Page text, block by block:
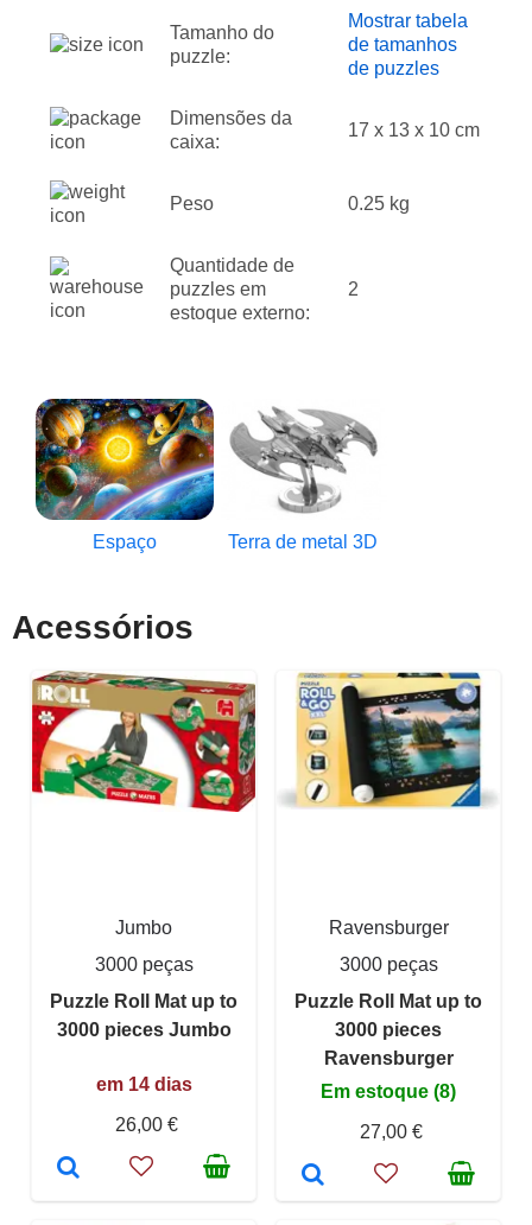
Tamanho do
puzzle:
Mostrar tabela
de tamanhos
de puzzles
Dimensões da
caixa:
17 x 13 x 10 cm
Peso 0.25 kg
Quantidade de
puzzles em
estoque externo:
2
Espaço Terra de metal 3D
Acessórios
Jumbo
3000 peças
Puzzle Roll Mat up to
3000 pieces Jumbo
em 14 dias
26,00 €
Ravensburger
3000 peças
Puzzle Roll Mat up to
3000 pieces
Ravensburger
Em estoque (8)
27,00 €